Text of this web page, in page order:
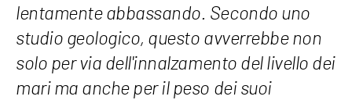
lentamente abbassando. Secondo uno
studio geologico, questo avverrebbe non
solo per via dell'innalzamento del livello dei
mari ma anche per il peso dei suoi